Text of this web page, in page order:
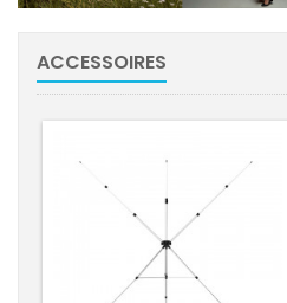
ACCESSOIRES